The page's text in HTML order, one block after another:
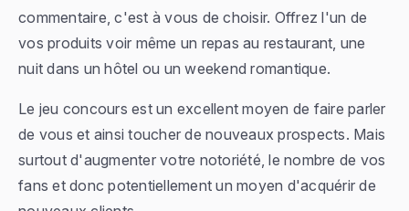
commentaire, c'est à vous de choisir. Offrez l'un de
vos produits voir même un repas au restaurant, une
nuit dans un hôtel ou un weekend romantique.
Le jeu concours est un excellent moyen de faire parler
de vous et ainsi toucher de nouveaux prospects. Mais
surtout d'augmenter votre notoriété, le nombre de vos
fans et donc potentiellement un moyen d'acquérir de